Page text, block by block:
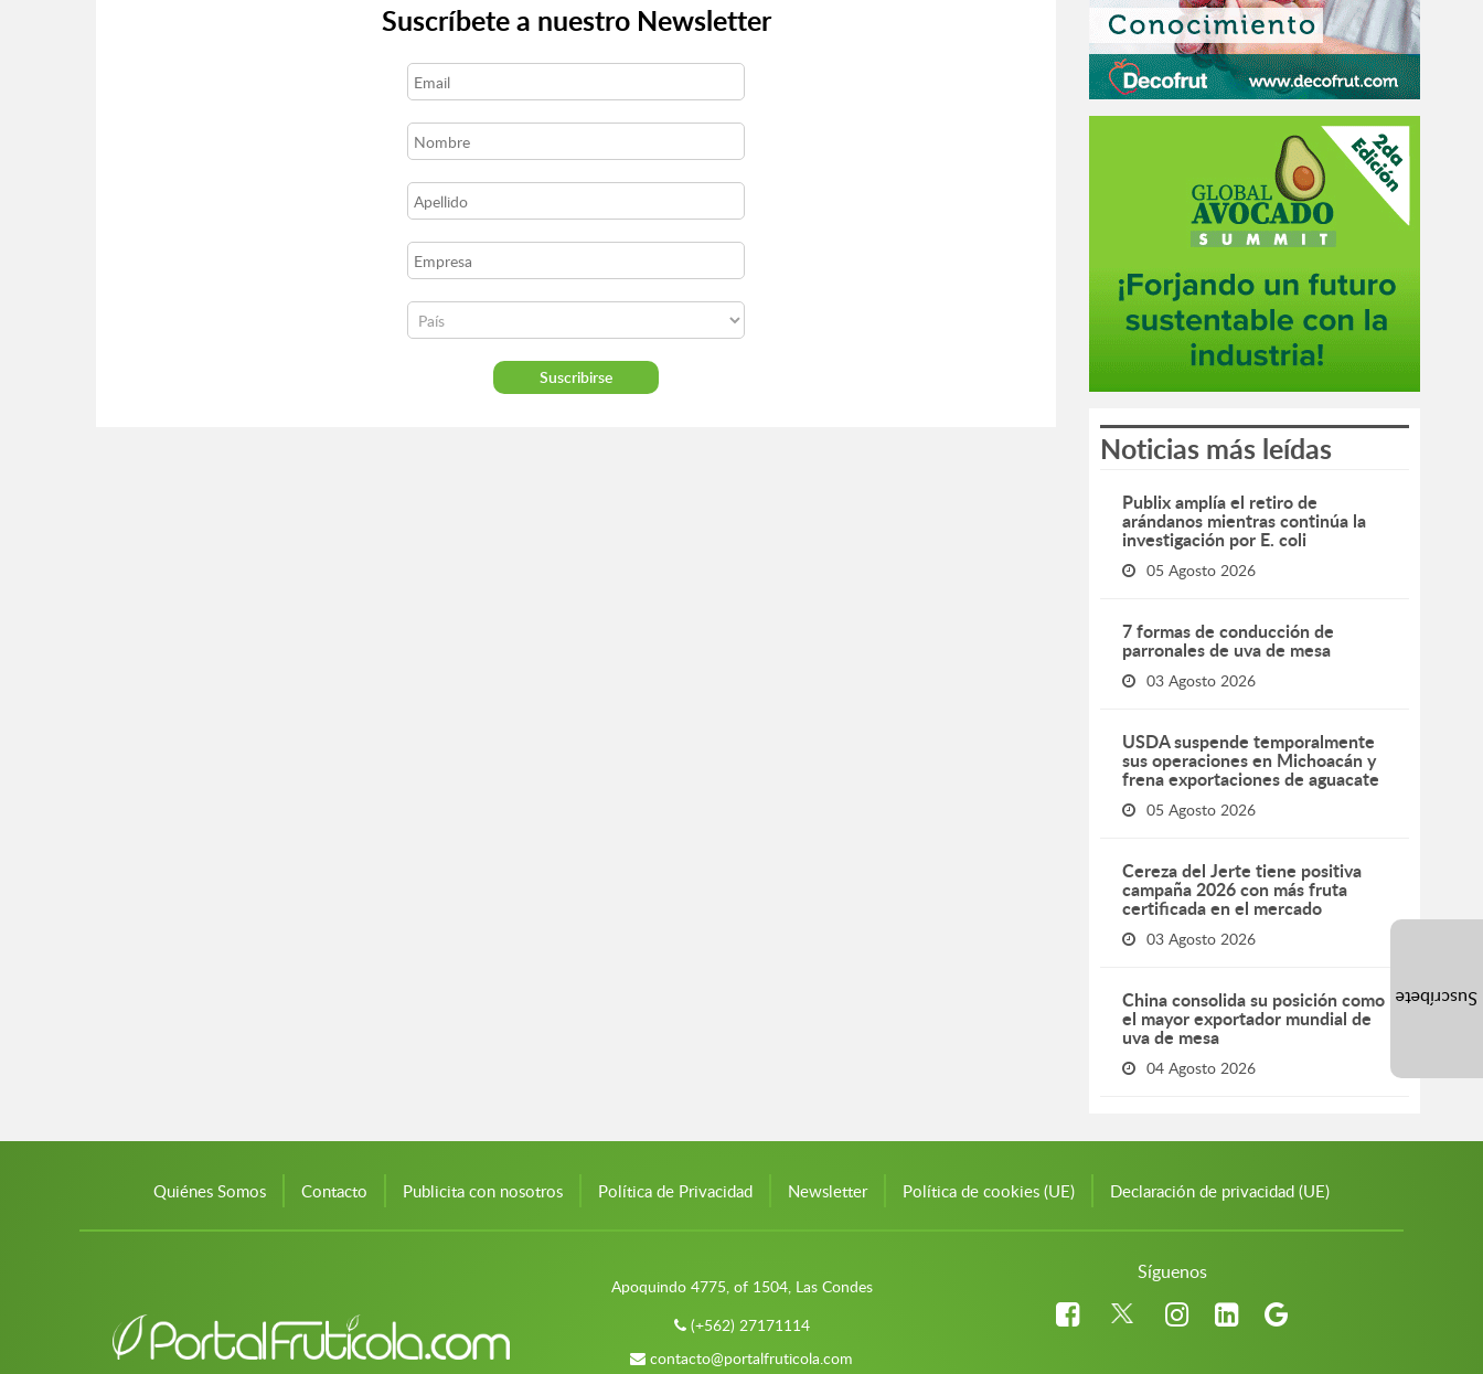
Suscríbete a nuestro Newsletter
Noticias más leídas
Publix amplía el retiro de
arándanos mientras continúa la
investigación por E. coli
05 Agosto 2026
7 formas de conducción de
parronales de uva de mesa
03 Agosto 2026
USDA suspende temporalmente
sus operaciones en Michoacán y
frena exportaciones de aguacate
05 Agosto 2026
Cereza del Jerte tiene positiva
campaña 2026 con más fruta
certificada en el mercado
03 Agosto 2026
China consolida su posición como
el mayor exportador mundial de
uva de mesa
04 Agosto 2026
Quiénes Somos Contacto Publicita con nosotros Política de Privacidad Newsletter Política de cookies (UE) Declaración de privacidad (UE)
Apoquindo 4775, of 1504, Las Condes
(+562) 27171114
contacto@portalfruticola.com
Síguenos
Suscríbete